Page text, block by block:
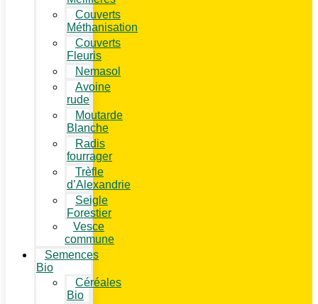
Couverts
Méthanisation
Couverts
Fleuris
Nemasol
Avoine
rude
Moutarde
Blanche
Radis
fourrager
Trèfle
d’Alexandrie
Seigle
Forestier
Vesce
commune
Semences
Bio
Céréales
Bio